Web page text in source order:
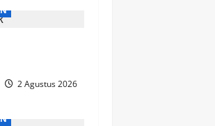
2 Agustus 2026